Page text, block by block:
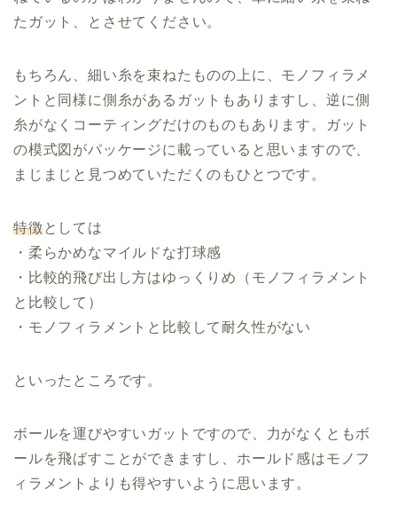
たガット、とさせてください。
もちろん、細い糸を束ねたものの上に、モノフィラメ
ントと同様に側糸があるガットもありますし、逆に側
糸がなくコーティングだけのものもあります。ガット
の模式図がパッケージに載っていると思いますので、
まじまじと見つめていただくのもひとつです。
特徴としては
・柔らかめなマイルドな打球感
・比較的飛び出し方はゆっくりめ（モノフィラメント
と比較して）
・モノフィラメントと比較して耐久性がない
といったところです。
ボールを運びやすいガットですので、力がなくともボ
ールを飛ばすことができますし、ホールド感はモノフ
ィラメントよりも得やすいように思います。